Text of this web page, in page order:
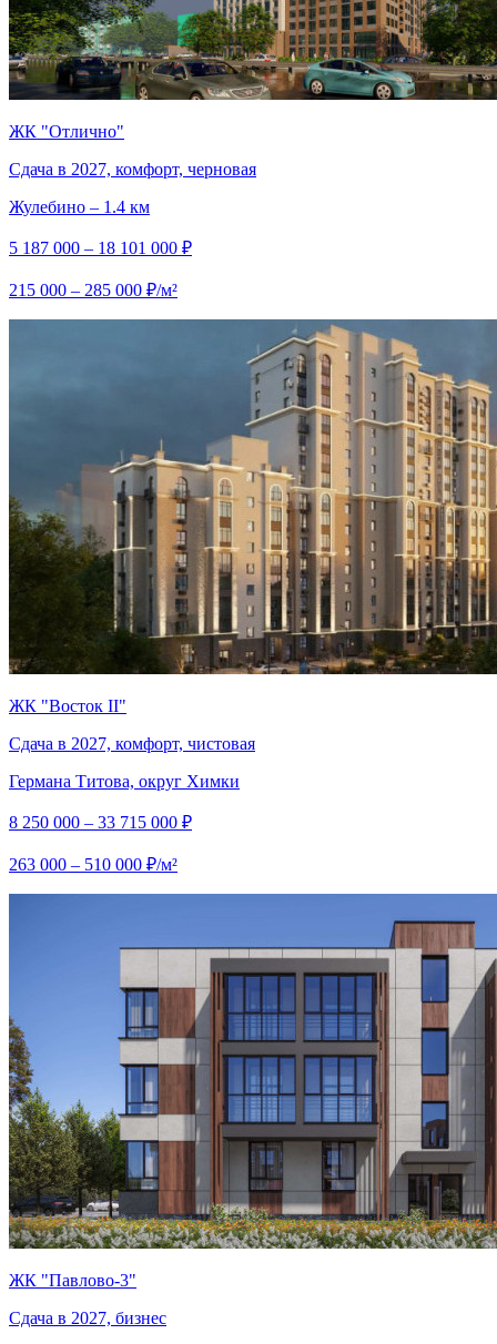
ЖК "Отлично"
Сдача в 2027, комфорт, черновая
Жулебино – 1.4 км
5 187 000 – 18 101 000 ₽
215 000 – 285 000 ₽/м²
ЖК "Восток II"
Сдача в 2027, комфорт, чистовая
Германа Титова, округ Химки
8 250 000 – 33 715 000 ₽
263 000 – 510 000 ₽/м²
ЖК "Павлово-3"
Сдача в 2027, бизнес